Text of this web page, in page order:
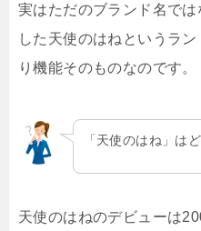
実はただのブランド名で
した天使のはねというラ
り機能そのものなのです。
「天使のはね」は
天使のはねのデビューは